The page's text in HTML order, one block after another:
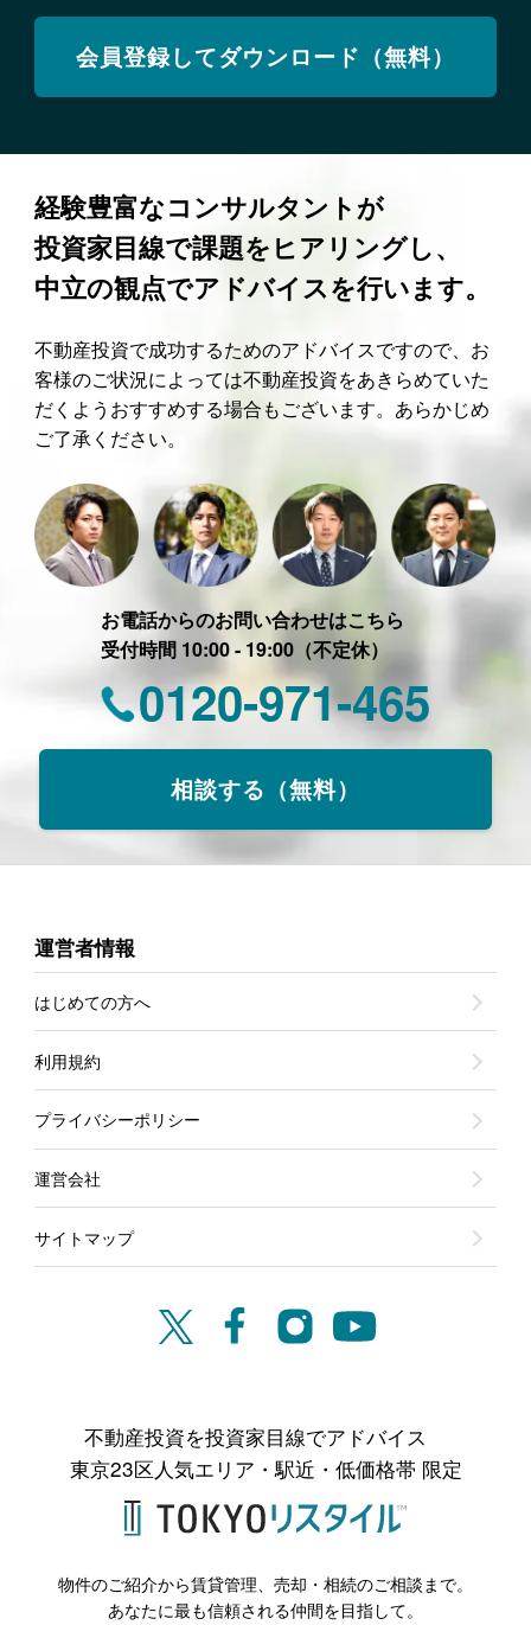
会員登録してダウンロード（無料）
経験豊富なコンサルタントが
投資家目線で課題をヒアリングし、
中立の観点でアドバイスを行います。
不動産投資で成功するためのアドバイスですので、お
客様のご状況によっては不動産投資をあきらめていた
だくようおすすめする場合もございます。あらかじめ
ご了承ください。
お電話からのお問い合わせはこちら
受付時間 10:00 - 19:00（不定休）
0120-971-465
相談する（無料）
運営者情報
はじめての方へ
利用規約
プライバシーポリシー
運営会社
サイトマップ
不動産投資を投資家目線でアドバイス
東京23区人気エリア・駅近・低価格帯 限定
物件のご紹介から賃貸管理、売却・相続のご相談まで。
あなたに最も信頼される仲間を目指して。